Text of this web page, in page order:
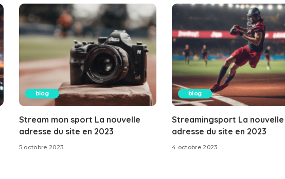
blog
Stream mon sport La nouvelle
adresse du site en 2023
5 octobre 2023
blog
Streamingsport La nouvelle
adresse du site en 2023
4 octobre 2023